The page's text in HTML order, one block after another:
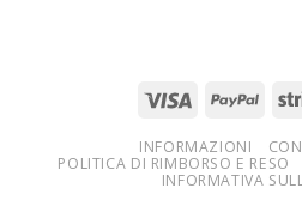
INFORMAZIONI
POLITICA DI RIMBORSO E RESO
INFORMATIVA